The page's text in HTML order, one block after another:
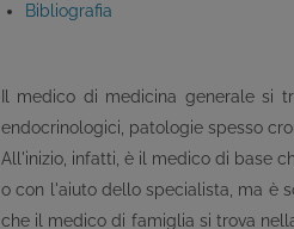
Bibliografia
Il medico di medicina generale si
endocrinologici, patologie spesso
All'inizio, infatti, è il medico di base
o con l'aiuto dello specialista, ma è
che il medico di famiglia si trova